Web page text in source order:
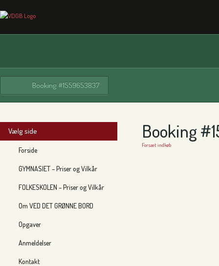
Booking #1559653837
Vælg side
Forside
GYMNASIET – Priser og Vilkår
FOLKESKOLEN – Priser og Vilkår
Om VED DET GRØNNE BORD
Opgaver
Anmeldelser
Kontakt
Booking
Forsæt indkøb